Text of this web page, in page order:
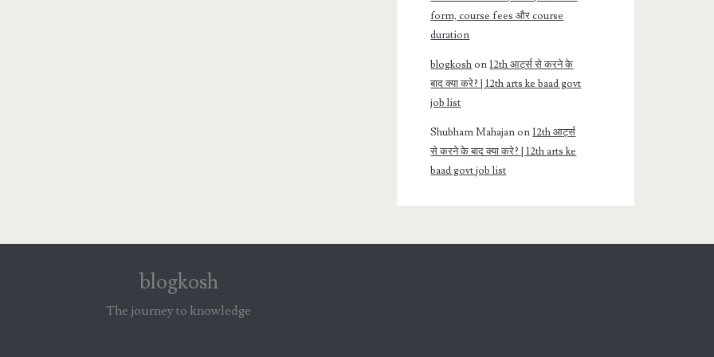
form, course fees और course
duration
blogkosh on12th आर्ट्स से करने के
बाद क्या करे? | 12th arts ke baad govt
job list
Shubham Mahajan on12th आर्ट्स
से करने के बाद क्या करे? | 12th arts ke
baad govt job list
blogkosh
The journey to knowledge